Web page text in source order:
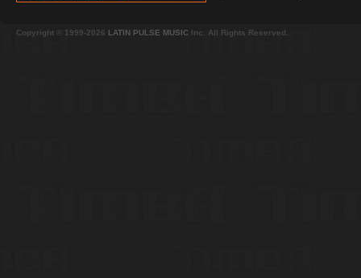
Copyright © 1999-2026 LATIN PULSE MUSIC Inc. All Rights Reserved.